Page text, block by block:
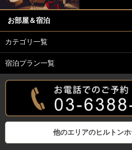
お部屋＆宿泊
カテゴリ一覧
宿泊プラン一覧
他のエリアのヒルトン